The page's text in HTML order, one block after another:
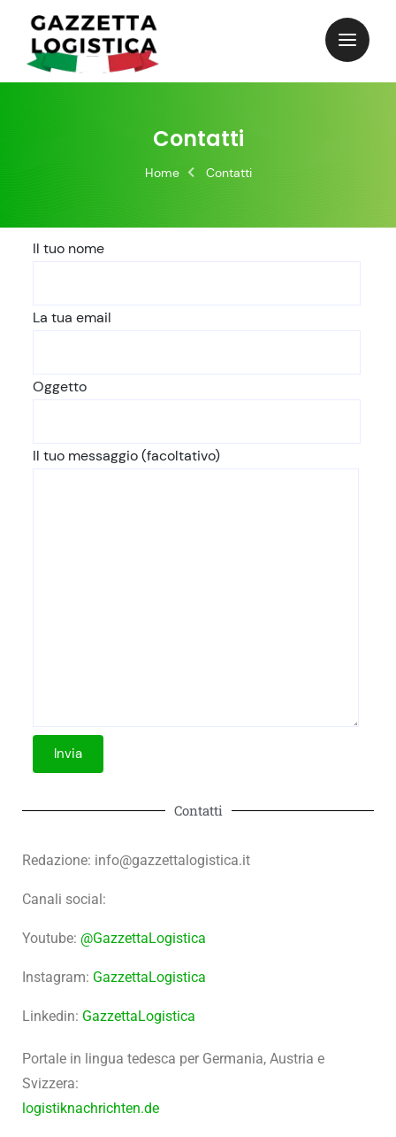
Contatti
Home Contatti
Il tuo nome
La tua email
Oggetto
Il tuo messaggio (facoltativo)
Contatti
Redazione: info@gazzettalogistica.it
Canali social:
Youtube: @GazzettaLogistica
Instagram: GazzettaLogistica
Linkedin: GazzettaLogistica
Portale in lingua tedesca per Germania, Austria e
Svizzera:
logistiknachrichten.de